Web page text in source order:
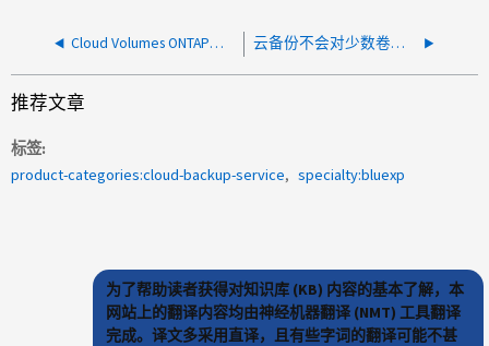
Cloud Volumes ONTAP到S3对象存储不可用 云备份不会对少数卷运行
推荐文章
标签
product-categories:cloud-backup-service
specialty:bluexp
为了帮助读者获得对知识库 (KB) 内容的基本了解，本
网站上的翻译内容均由神经机器翻译 (NMT) 工具翻译
完成。译文多采用直译，且有些字词的翻译可能不甚